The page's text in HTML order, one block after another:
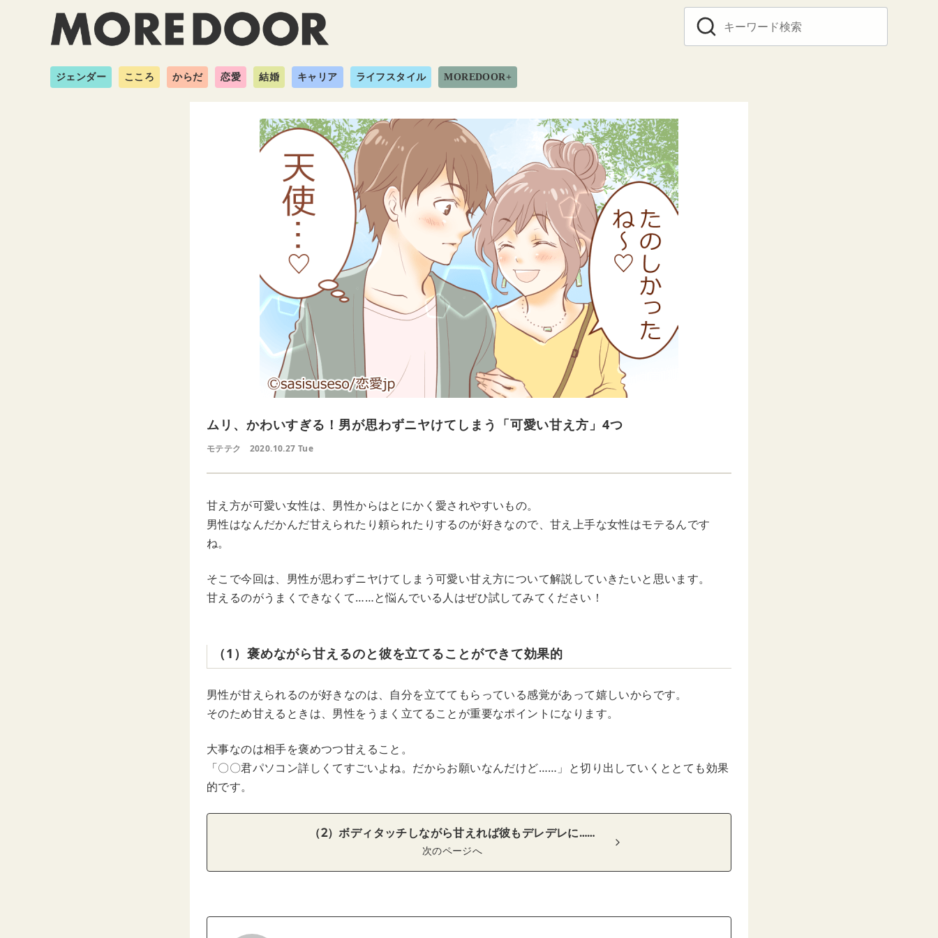
ジェンダー こころ からだ 恋愛 結婚 キャリア ライフスタイル MOREDOOR+
ムリ、かわいすぎる！男が思わずニヤけてしまう「可愛い甘え方」4つ
モテテク 2020.10.27 Tue
甘え方が可愛い女性は、男性からはとにかく愛されやすいもの。
男性はなんだかんだ甘えられたり頼られたりするのが好きなので、甘え上手な女性はモテるんです
ね。
そこで今回は、男性が思わずニヤけてしまう可愛い甘え方について解説していきたいと思います。
甘えるのがうまくできなくて……と悩んでいる人はぜひ試してみてください！
（1）褒めながら甘えるのと彼を立てることができて効果的
男性が甘えられるのが好きなのは、自分を立ててもらっている感覚があって嬉しいからです。
そのため甘えるときは、男性をうまく立てることが重要なポイントになります。
大事なのは相手を褒めつつ甘えること。
「〇〇君パソコン詳しくてすごいよね。だからお願いなんだけど……」と切り出していくととても効果
的です。
（2）ボディタッチしながら甘えれば彼もデレデレに……
次のページへ